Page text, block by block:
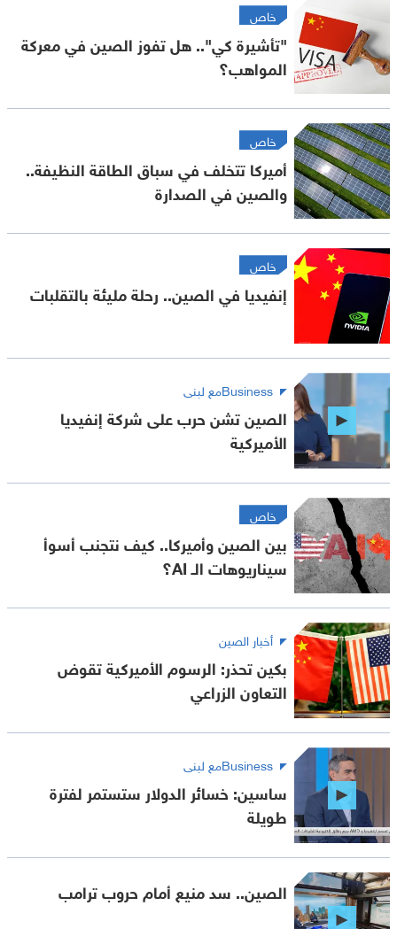
خاص
"تأشيرة كي".. هل تفوز الصين في معركة
المواهب؟
خاص
أميركا تتخلف في سباق الطاقة النظيفة..
والصين في الصدارة
خاص
إنفيديا في الصين.. رحلة مليئة بالتقلبات
Businessمع لبنى
الصين تشن حرب على شركة إنفيديا
الأميركية
خاص
بين الصين وأميركا.. كيف نتجنب أسوأ
سيناريوهات الـ AI؟
أخبار الصين
بكين تحذر: الرسوم الأميركية تقوض
التعاون الزراعي
Businessمع لبنى
ساسين: خسائر الدولار ستستمر لفترة
طويلة
الصين.. سد منيع أمام حروب ترامب